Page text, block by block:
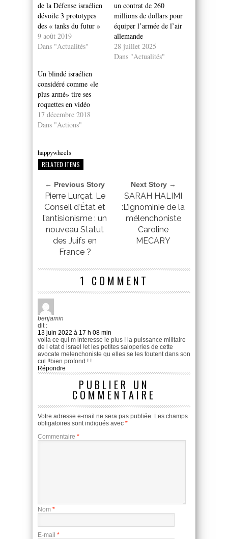
de la Défense israélien
dévoile 3 prototypes
des « tanks du futur »
9 août 2019
Dans "Actualités"
un contrat de 260
millions de dollars pour
équiper l’armée de l’air
allemande
28 juillet 2025
Dans "Actualités"
Un blindé israélien
considéré comme «le
plus armé» tire ses
roquettes en vidéo
17 décembre 2018
Dans "Actions"
happywheels
RELATED ITEMS
← Previous Story
Pierre Lurçat. Le
Conseil d’État et
l’antisionisme : un
nouveau Statut
des Juifs en
France ?
Next Story →
SARAH HALIMI
:L’ignominie de la
mélenchoniste
Caroline
MECARY
1 COMMENT
benjamin
dit :
13 juin 2022 à 17 h 08 min
voila ce qui m interesse le plus ! la puissance militaire
de l etat d israel !et les petites saloperies de cette
avocate melenchoniste qu elles se les foutent dans son
cul !!bien profond ! !
Répondre
PUBLIER UN
COMMENTAIRE
Votre adresse e-mail ne sera pas publiée. Les champs
obligatoires sont indiqués avec *
Commentaire *
Nom *
E-mail *